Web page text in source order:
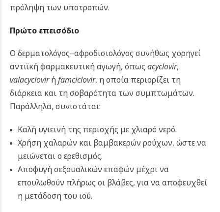
πρόληψη των υποτροπών.
Πρώτο επεισόδιο
Ο δερματολόγος–αφροδισιολόγος συνήθως χορηγεί
αντιϊκή φαρμακευτική αγωγή, όπως acyclovir,
valacyclovirήfamciclovir, η οποία περιορίζει τη
διάρκεια και τη σοβαρότητα των συμπτωμάτων.
Παράλληλα, συνιστάται:
Καλή υγιεινή της περιοχής με χλιαρό νερό.
Χρήση χαλαρών και βαμβακερών ρούχων, ώστε να
μειώνεται ο ερεθισμός.
Αποφυγή σεξουαλικών επαφών μέχρι να
επουλωθούν πλήρως οι βλάβες, για να αποφευχθεί
η μετάδοση του ιού.